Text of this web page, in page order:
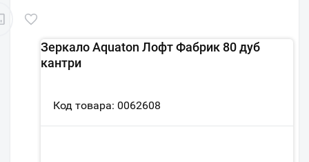
Зеркало Aquaton Лофт Фабрик 80 дуб
кантри
Код товара: 0062608